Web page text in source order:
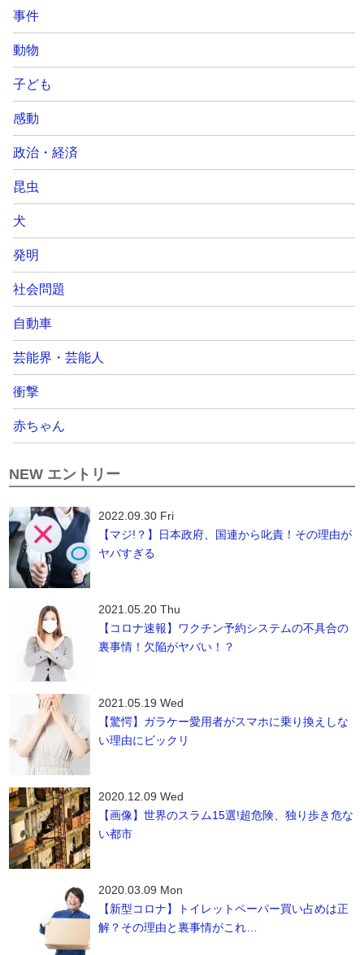
事件
動物
子ども
感動
政治・経済
昆虫
犬
発明
社会問題
自動車
芸能界・芸能人
衝撃
赤ちゃん
NEW エントリー
2022.09.30 Fri
【マジ!？】日本政府、国連から叱責！その理由が
ヤバすぎる
2021.05.20 Thu
【コロナ速報】ワクチン予約システムの不具合の
裏事情！欠陥がヤバい！？
2021.05.19 Wed
【驚愕】ガラケー愛用者がスマホに乗り換えしな
い理由にビックリ
2020.12.09 Wed
【画像】世界のスラム15選!超危険、独り歩き危な
い都市
2020.03.09 Mon
【新型コロナ】トイレットペーパー買い占めは正
解？その理由と裏事情がこれ…